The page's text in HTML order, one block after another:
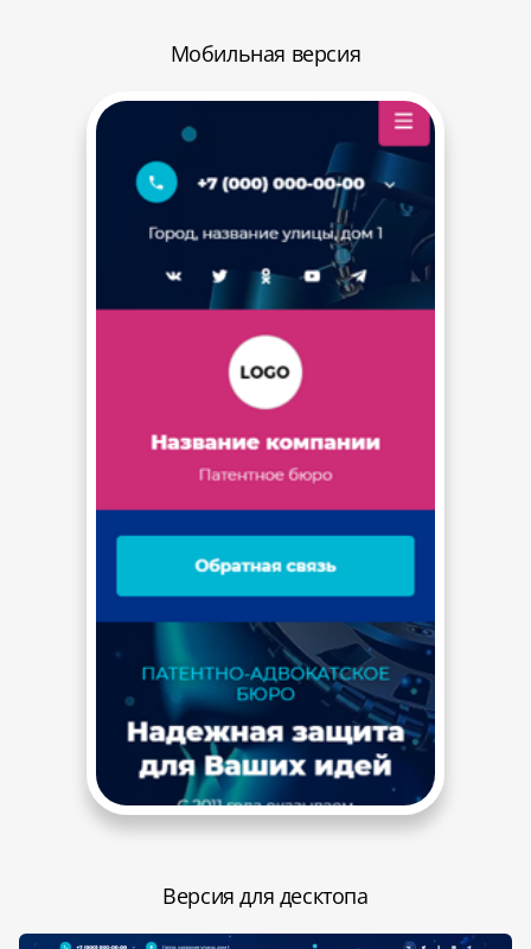
Версия для десктопа
Мобильная версия